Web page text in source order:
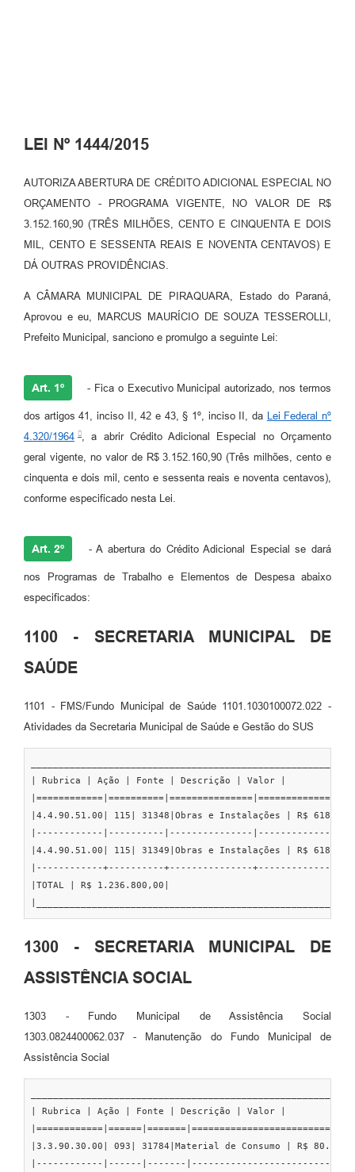
LEI Nº 1444/2015
AUTORIZA ABERTURA DE CRÉDITO ADICIONAL ESPECIAL NO
ORÇAMENTO - PROGRAMA VIGENTE, NO VALOR DE R$
3.152.160,90 (TRÊS MILHÕES, CENTO E CINQUENTA E DOIS
MIL, CENTO E SESSENTA REAIS E NOVENTA CENTAVOS) E
DÁ OUTRAS PROVIDÊNCIAS.
A CÂMARA MUNICIPAL DE PIRAQUARA, Estado do Paraná,
Aprovou e eu, MARCUS MAURÍCIO DE SOUZA TESSEROLLI,
Prefeito Municipal, sanciono e promulgo a seguinte Lei:
Art. 1º - Fica o Executivo Municipal autorizado, nos termos
dos artigos 41, inciso II, 42 e 43, § 1º, inciso II, da Lei Federal nº
4.320/1964
, a abrir Crédito Adicional Especial no Orçamento
geral vigente, no valor de R$ 3.152.160,90 (Três milhões, cento e
cinquenta e dois mil, cento e sessenta reais e noventa centavos),
conforme especificado nesta Lei.
Art. 2º - A abertura do Crédito Adicional Especial se dará
nos Programas de Trabalho e Elementos de Despesa abaixo
especificados:
1100 - SECRETARIA MUNICIPAL DE
SAÚDE
1101 - FMS/Fundo Municipal de Saúde 1101.1030100072.022 -
Atividades da Secretaria Municipal de Saúde e Gestão do SUS
| Rubrica | Ação | Fonte | Descrição | Valor |
|4.4.90.51.00| 115| 31348|Obras e Instalações | R$
|------------|----------|---------------
|4.4.90.51.00| 115| 31349|Obras e Instalações | R$
|------------+----------+---------------
|TOTAL | R$ 1.236.800,00|
1300 - SECRETARIA MUNICIPAL DE
ASSISTÊNCIA SOCIAL
1303 - Fundo Municipal de Assistência Social
1303.0824400062.037 - Manutenção do Fundo Municipal de
Assistência Social
| Rubrica | Ação | Fonte | Descrição | Valor |
|3.3.90.30.00| 093| 31784|Material de Consumo | R$
|------------|------|-------